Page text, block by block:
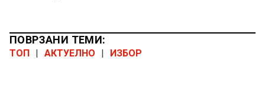
ПОВРЗАНИ ТЕМИ:
ТОП | АКТУЕЛНО | ИЗБОР